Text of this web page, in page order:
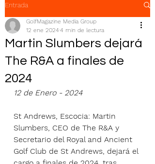
Entrada
Martin Slumbers dejará
The R&A a finales de
2024
GolfMagazine Media Group
12 ene 20244 min de lectura
12 de Enero - 2024
St Andrews, Escocia: Martin
Slumbers, CEO de The R&A y
Secretario del Royal and Ancient
Golf Club de St Andrews, dejará el